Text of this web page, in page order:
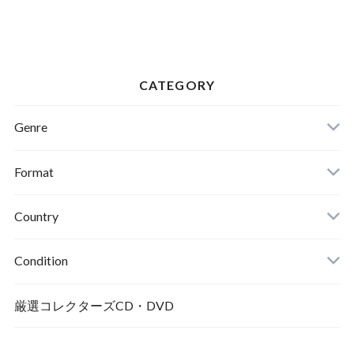
CATEGORY
Genre
Format
Country
Condition
厳選コレクターズCD・DVD